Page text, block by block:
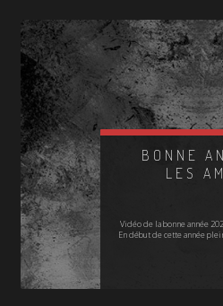
BONNE
LES
Vidéo de la bonne année
En début de cette année